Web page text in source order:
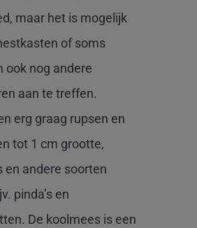
maar het is mogelijk
of soms
ook nog andere
aan te treffen.
erg graag rupsen en
tot 1 cm grootte,
en andere soorten
pinda’s en
De koolmees is een